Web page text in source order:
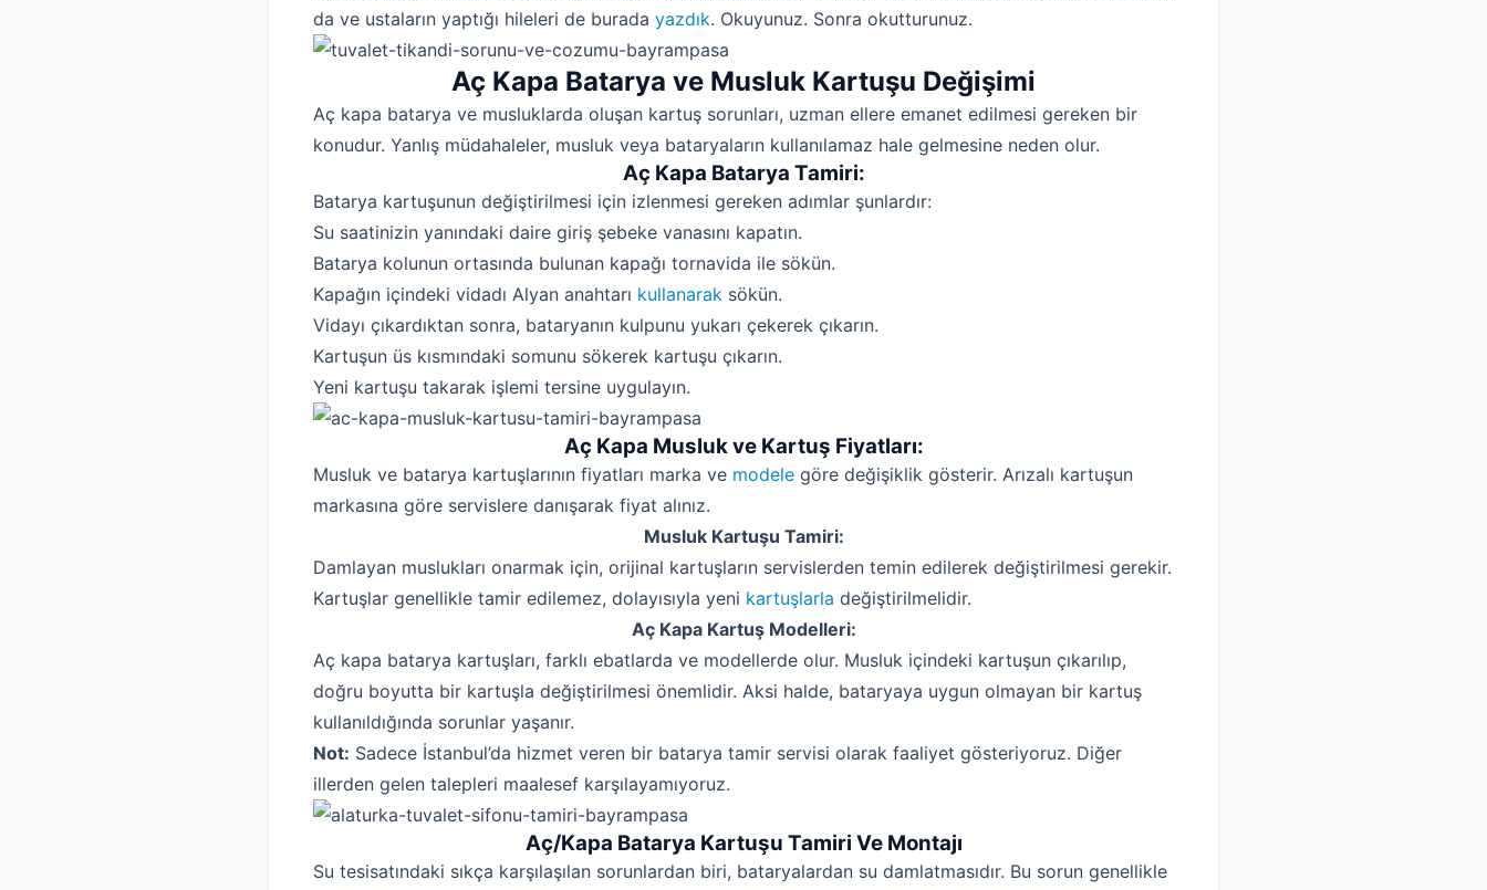
da ve ustaların yaptığı hileleri de burada yazdık. Okuyunuz. Sonra okutturunuz.
Aç Kapa Batarya ve Musluk Kartuşu Değişimi
Aç kapa batarya ve musluklarda oluşan kartuş sorunları, uzman ellere emanet edilmesi gereken bir
konudur. Yanlış müdahaleler, musluk veya bataryaların kullanılamaz hale gelmesine neden olur.
Aç Kapa Batarya Tamiri:
Batarya kartuşunun değiştirilmesi için izlenmesi gereken adımlar şunlardır:
Su saatinizin yanındaki daire giriş şebeke vanasını kapatın.
Batarya kolunun ortasında bulunan kapağı tornavida ile sökün.
Kapağın içindeki vidadı Alyan anahtarı kullanarak sökün.
Vidayı çıkardıktan sonra, bataryanın kulpunu yukarı çekerek çıkarın.
Kartuşun üs kısmındaki somunu sökerek kartuşu çıkarın.
Yeni kartuşu takarak işlemi tersine uygulayın.
Aç Kapa Musluk ve Kartuş Fiyatları:
Musluk ve batarya kartuşlarının fiyatları marka ve modele göre değişiklik gösterir. Arızalı kartuşun
markasına göre servislere danışarak fiyat alınız.
Musluk Kartuşu Tamiri:
Damlayan muslukları onarmak için, orijinal kartuşların servislerden temin edilerek değiştirilmesi gerekir.
Kartuşlar genellikle tamir edilemez, dolayısıyla yeni kartuşlarla değiştirilmelidir.
Aç Kapa Kartuş Modelleri:
Aç kapa batarya kartuşları, farklı ebatlarda ve modellerde olur. Musluk içindeki kartuşun çıkarılıp,
doğru boyutta bir kartuşla değiştirilmesi önemlidir. Aksi halde, bataryaya uygun olmayan bir kartuş
kullanıldığında sorunlar yaşanır.
Not: Sadece İstanbul’da hizmet veren bir batarya tamir servisi olarak faaliyet gösteriyoruz. Diğer
illerden gelen talepleri maalesef karşılayamıyoruz.
Aç/Kapa Batarya Kartuşu Tamiri Ve Montajı
Su tesisatındaki sıkça karşılaşılan sorunlardan biri, bataryalardan su damlatmasıdır. Bu sorun genellikle